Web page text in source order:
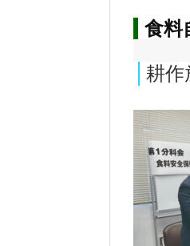
食料
耕